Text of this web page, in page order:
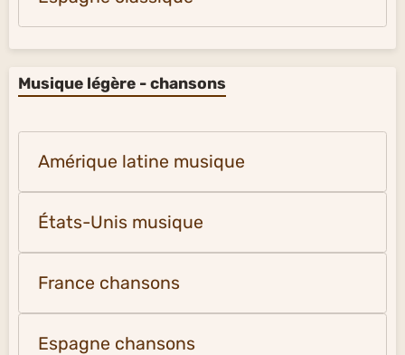
Musique légère - chansons
Amérique latine musique
États-Unis musique
France chansons
Espagne chansons